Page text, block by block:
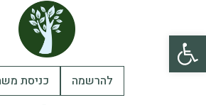
פתח סרגל נגישות
להרשמה כניסת